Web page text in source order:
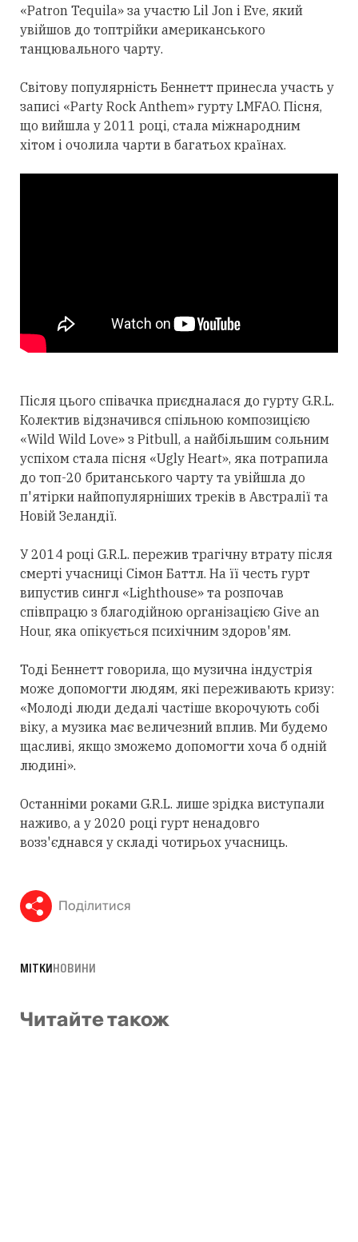
«Patron Tequila» за участю Lil Jon і Eve, який
увійшов до топтрійки американського
танцювального чарту.
Світову популярність Беннетт принесла участь у
записі «Party Rock Anthem» гурту LMFAO. Пісня,
що вийшла у 2011 році, стала міжнародним
хітом і очолила чарти в багатьох країнах.
Після цього співачка приєдналася до гурту G.R.L.
Колектив відзначився спільною композицією
«Wild Wild Love» з Pitbull, а найбільшим сольним
успіхом стала пісня «Ugly Heart», яка потрапила
до топ-20 британського чарту та увійшла до
п'ятірки найпопулярніших треків в Австралії та
Новій Зеландії.
У 2014 році G.R.L. пережив трагічну втрату після
смерті учасниці Сімон Баттл. На її честь гурт
випустив сингл «Lighthouse» та розпочав
співпрацю з благодійною організацією Give an
Hour, яка опікується психічним здоров'ям.
Тоді Беннетт говорила, що музична індустрія
може допомогти людям, які переживають кризу:
«Молоді люди дедалі частіше вкорочують собі
віку, а музика має величезний вплив. Ми будемо
щасливі, якщо зможемо допомогти хоча б одній
людині».
Останніми роками G.R.L. лише зрідка виступали
наживо, а у 2020 році гурт ненадовго
возз'єднався у складі чотирьох учасниць.
Поділитися
МІТКИНОВИНИ
Читайте також